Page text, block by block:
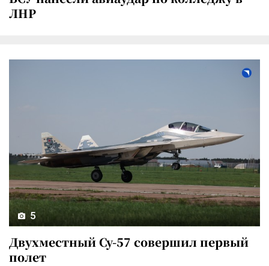
ЛНР
5
Двухместный Су-57 совершил первый
полет